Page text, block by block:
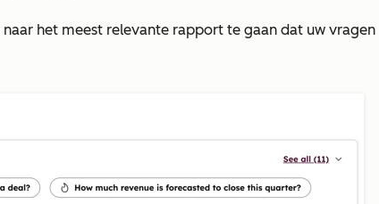
naar het meest relevante rapport te gaan dat uw vragen